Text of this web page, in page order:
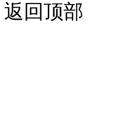
返回顶部